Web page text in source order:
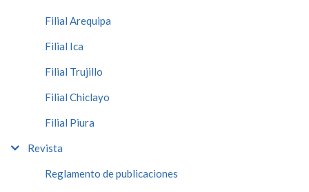
Filial Arequipa
Filial Ica
Filial Trujillo
Filial Chiclayo
Filial Piura
Revista
Reglamento de publicaciones